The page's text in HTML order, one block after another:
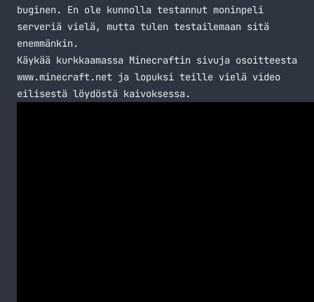
buginen. En ole kunnolla testannut moninpeli
serveriä vielä, mutta tulen testailemaan sitä
enemmänkin.
Käykää kurkkaamassa Minecraftin sivuja osoitteesta
www.minecraft.net ja lopuksi teille vielä video
eilisestä löydöstä kaivoksessa.